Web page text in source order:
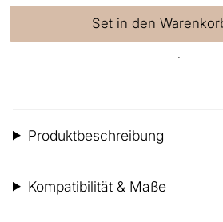
price
Set in den
.
Produktbeschreibung
Kompatibilität & Maße